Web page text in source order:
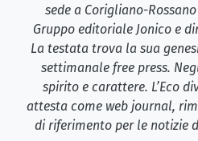
sede a Corigliano-
Gruppo editoriale Jonico e
La testata trova la sua
settimanale free press.
spirito e carattere. L’Eco
attesta come web journal,
di riferimento per le notizie